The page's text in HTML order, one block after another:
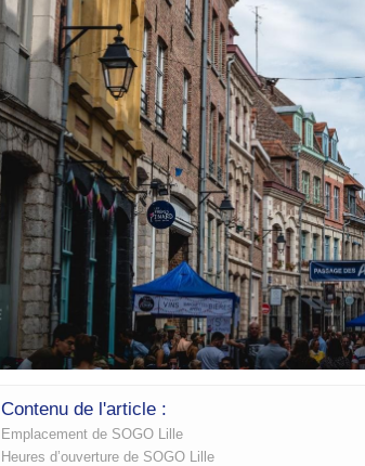
Contenu de l'article :
Emplacement de SOGO Lille
Heures d’ouverture de SOGO Lille